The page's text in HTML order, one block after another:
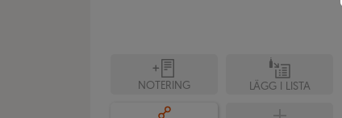
NOTERING LÄGG I LISTA